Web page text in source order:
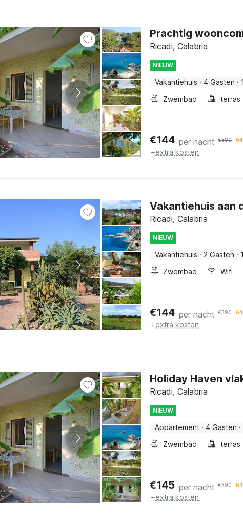
Prachtig
Ricadi, Calabria
NIEUW
Vakantiehuis · 4 Gasten ·
Zwembad
terras
€144 per nacht €390
+extra kosten
Vakantiehuis aan
Ricadi, Calabria
NIEUW
Vakantiehuis · 2 Gasten ·
Zwembad
Wifi
€144 per nacht €390
+extra kosten
Holiday Haven
Ricadi, Calabria
NIEUW
Appartement · 4 Gasten ·
Zwembad
terras
€145 per nacht €390
+extra kosten